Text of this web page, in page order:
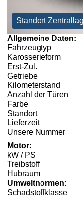
Standort
Allgemeine Daten:
Fahrzeugtyp
Karosserieform
Erst-Zul.
Getriebe
Kilometerstand
Anzahl der Türen
Farbe
Standort
Lieferzeit
Unsere Nummer
Motor:
kW / PS
Treibstoff
Hubraum
Umweltnormen:
Schadstoffklasse